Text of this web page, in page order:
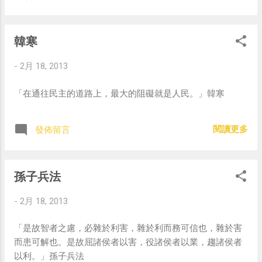
韓寒
- 2月 18, 2013
「在通往民主的道路上，最大的阻礙就是人民。」韓寒
發佈留言 閱讀更多
孫子兵法
- 2月 18, 2013
「是故智者之慮，必雜於利害，雜於利而務可信也，雜於害
而患可解也。是故屈諸侯者以害，役諸侯者以業，趨諸侯者
以利。」孫子兵法